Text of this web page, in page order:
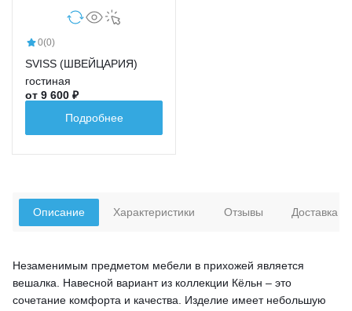
0(0)
SVISS (ШВЕЙЦАРИЯ)
гостиная
от 9 600 ₽
Подробнее
Описание
Незаменимым предметом мебели в прихожей является
вешалка. Навесной вариант из коллекции Кёльн – это
сочетание комфорта и качества. Изделие имеет небольшую
Характеристики Отзывы Доставка